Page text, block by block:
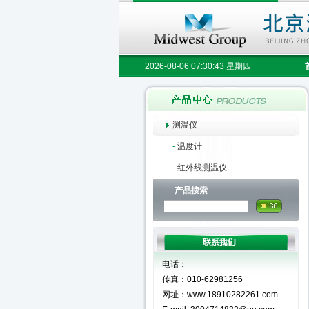
2026-08-06 07:30:44 星期四
测温仪
- 温度计
- 红外线测温仪
产品搜索
电话：
传真：010-62981256
网址：www.18910282261.com